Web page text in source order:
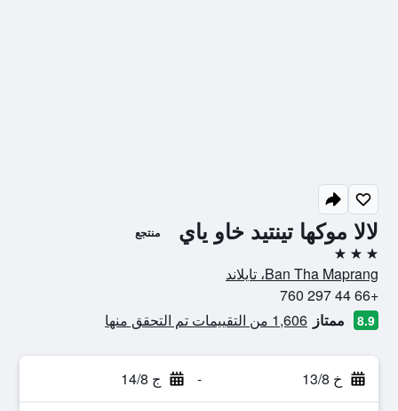
لالا موكها تينتيد خاو ياي منتجع
3 نجوم
Ban Tha Maprang، تايلاند
+66 44 297 760
8.9 ممتاز 1,606 من التقييمات تم التحقق منها
خ 13/8 - ج 14/8